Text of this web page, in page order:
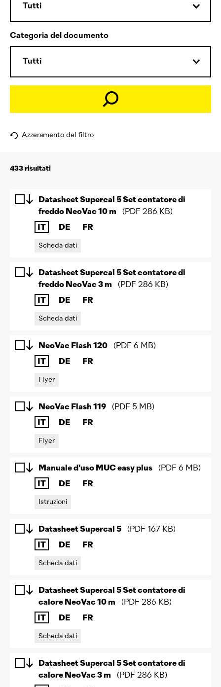
Categoria del documento
Azzeramento del filtro
433 risultati
Datasheet Supercal 5 Set contatore di
freddo NeoVac 10 m
(PDF 286 KB)
IT
DE FR
Scheda dati
Datasheet Supercal 5 Set contatore di
freddo NeoVac 3 m
(PDF 286 KB)
IT
DE FR
Scheda dati
NeoVac Flash 120 (PDF 6 MB)
IT
DE FR
Flyer
NeoVac Flash 119 (PDF 5 MB)
IT
DE FR
Flyer
Manuale d'uso MUC easy plus (PDF 6 MB)
IT
DE FR
Istruzioni
Datasheet Supercal 5 (PDF 167 KB)
IT
DE FR
Scheda dati
Datasheet Supercal 5 Set contatore di
calore NeoVac 10 m
(PDF 286 KB)
IT
DE FR
Scheda dati
Datasheet Supercal 5 Set contatore di
calore NeoVac 3 m
(PDF 286 KB)